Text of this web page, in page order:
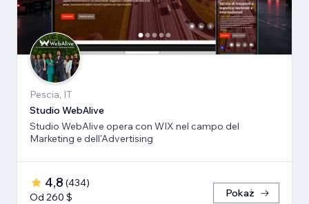
Pescia, IT
Studio WebAlive
Studio WebAlive opera con WIX nel campo del
Marketing e dell'Advertising
4,8 (434)
Od 260 $
Pokaż